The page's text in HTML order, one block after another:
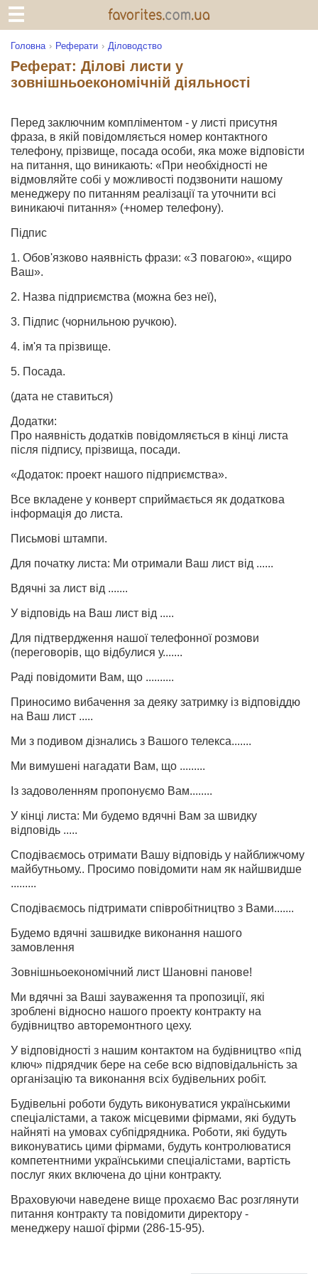
Головна Реферати Діловодство
Реферат: Ділові листи у
зовнішньоекономічній діяльності
Перед заключним компліментом - у листі присутня
фраза, в якій повідомляється номер контактного
телефону, прізвище, посада особи, яка може відповісти
на питання, що виникають: «При необхідності не
відмовляйте собі у можливості подзвонити нашому
менеджеру по питанням реалізації та уточнити всі
виникаючі питання» (+номер телефону).
Підпис
1. Обов'язково наявність фрази: «З повагою», «щиро
Ваш».
2. Назва підприємства (можна без неї),
3. Підпис (чорнильною ручкою).
4. ім'я та прізвище.
5. Посада.
(дата не ставиться)
Додатки:
Про наявність додатків повідомляється в кінці листа
після підпису, прізвища, посади.
«Додаток: проект нашого підприємства».
Все вкладене у конверт сприймається як додаткова
інформація до листа.
Письмові штампи.
Для початку листа: Ми отримали Ваш лист від ......
Вдячні за лист від .......
У відповідь на Ваш лист від .....
Для підтвердження нашої телефонної розмови
(переговорів, що відбулися у.......
Раді повідомити Вам, що ..........
Приносимо вибачення за деяку затримку із відповіддю
на Ваш лист .....
Ми з подивом дізнались з Вашого телекса.......
Ми вимушені нагадати Вам, що .........
Із задоволенням пропонуємо Вам........
У кінці листа: Ми будемо вдячні Вам за швидку
відповідь .....
Сподіваємось отримати Вашу відповідь у найближчому
майбутньому.. Просимо повідомити нам як найшвидше
.........
Сподіваємось підтримати співробітництво з Вами.......
Будемо вдячні зашвидке виконання нашого
замовлення
Зовнішньоекономічний лист Шановні панове!
Ми вдячні за Ваші зауваження та пропозиції, які
зроблені відносно нашого проекту контракту на
будівництво авторемонтного цеху.
У відповідності з нашим контактом на будівництво «під
ключ» підрядчик бере на себе всю відповідальність за
організацію та виконання всіх будівельних робіт.
Будівельні роботи будуть виконуватися українськими
спеціалістами, а також місцевими фірмами, які будуть
найняті на умовах субпідрядника. Роботи, які будуть
виконуватись цими фірмами, будуть контролюватися
компетентними українськими спеціалістами, вартість
послуг яких включена до ціни контракту.
Враховуючи наведене вище прохаємо Вас розглянути
питання контракту та повідомити директору -
менеджеру нашої фірми (286-15-95).